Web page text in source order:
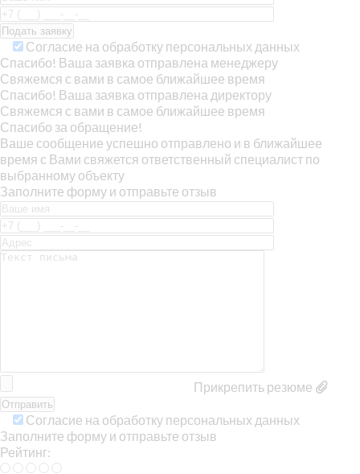
Согласие на обработку персональных данных
Спасибо! Ваша заявка отправлена менеджеру
Свяжемся с вами в самое ближайшее время
Спасибо! Ваша заявка отправлена директору
Свяжемся с вами в самое ближайшее время
Спасибо за обращение!
Ваше сообщение успешно отправлено и в ближайшее
время с Вами свяжется ответственный специалист по
выбранному объекту
Заполните форму и отправьте отзыв
Прикрепить резюме
Согласие на обработку персональных данных
Заполните форму и отправьте отзыв
Рейтинг: